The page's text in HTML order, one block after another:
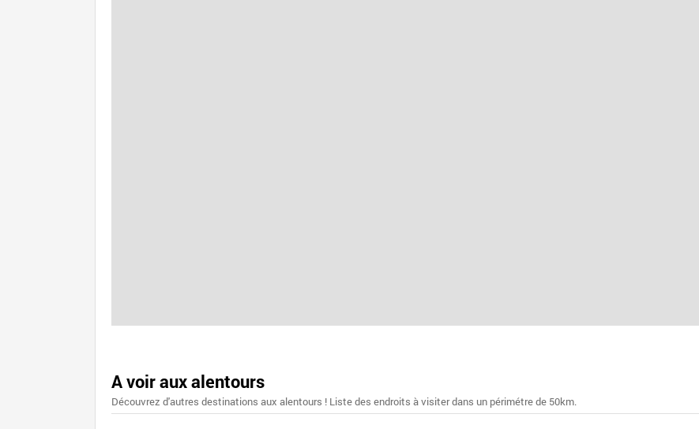
A voir aux alentours
Découvrez d'autres destinations aux alentours ! Liste des endroits à visiter dans un périmétre de 50km.